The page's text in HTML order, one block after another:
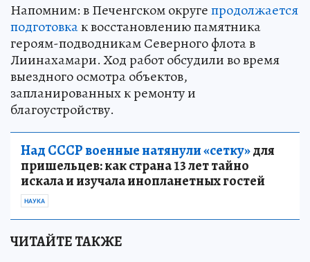
Напомним: в Печенгском округепродолжается
подготовкак восстановлению памятника
героям-подводникам Северного флота в
Лиинахамари. Ход работ обсудили во время
выездного осмотра объектов,
запланированных к ремонту и
благоустройству.
Над СССР военные натянули «сетку»для
пришельцев: как страна 13 лет тайно
искала и изучала инопланетных гостей
НАУКА
ЧИТАЙТЕ ТАКЖЕ